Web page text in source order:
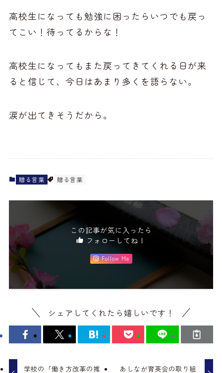
高校生になっても勉強に困ったらいつでも戻っ
てこい！待ってるからな！
高校生になってもまた戻ってきてくれる日が来
ると信じて、今日はあまり多くを語らない。
涙が出てきそうだから。
贈る言葉 贈る言葉
この記事が気に入ったら
フォローしてね！
Follow Me
シェアしてくれたら嬉しいです！
学校の「働き方改革の推
あしなが育英会の取り組